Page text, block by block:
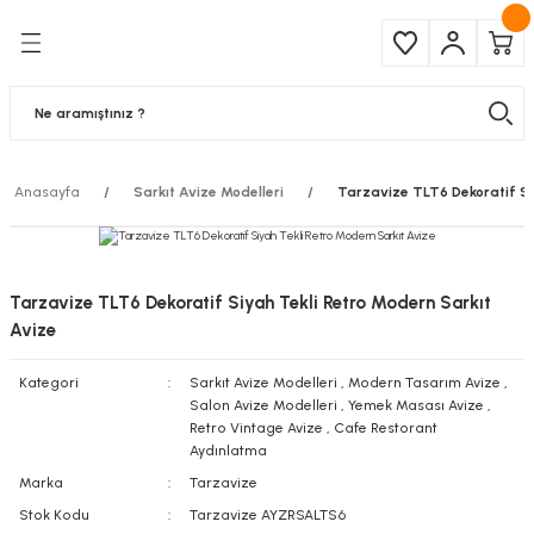
Anasayfa Sarkıt Avize Modelleri Tarzavize TLT6 Dekoratif
Tarzavize TLT6 Dekoratif Siyah Tekli Retro Modern Sarkıt
Avize
Kategori Sarkıt Avize Modelleri , Modern Tasarım Avize ,
Salon Avize Modelleri , Yemek Masası Avize ,
Retro Vintage Avize , Cafe Restorant
Aydınlatma
Marka
Tarzavize
Stok Kodu
Tarzavize AYZRSALTS6